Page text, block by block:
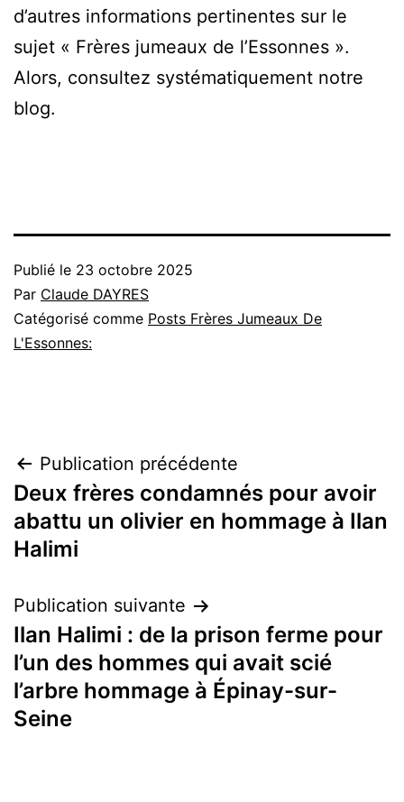
d’autres informations pertinentes sur le
sujet « Frères jumeaux de l’Essonnes ».
Alors, consultez systématiquement notre
blog.
Publié le 23 octobre 2025
Par Claude DAYRES
Catégorisé comme Posts Frères Jumeaux De
L'Essonnes:
Navigation
de
l’article
Publication précédente
Deux frères condamnés pour avoir
abattu un olivier en hommage à Ilan
Halimi
Publication suivante
Ilan Halimi : de la prison ferme pour
l’un des hommes qui avait scié
l’arbre hommage à Épinay-sur-
Seine